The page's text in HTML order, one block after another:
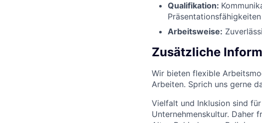
Qualifikation:
Präsentationsfähigkeiten
Arbeitsweise:
Zusätzliche
Wir bieten flexible
Arbeiten. Sprich uns gerne
Vielfalt und Inklusion sind
Unternehmenskultur. Daher